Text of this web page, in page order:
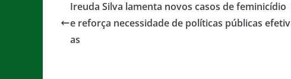
b A g
Ireuda Silva lamenta novos casos de feminicídio
e reforça necessidade de políticas públicas efetiv
as